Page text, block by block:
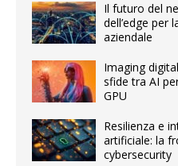
Il futuro del
dell’edge per
aziendale
Imaging
sfide tra AI
GPU
Resilienza e
artificiale: la
cybersecurity